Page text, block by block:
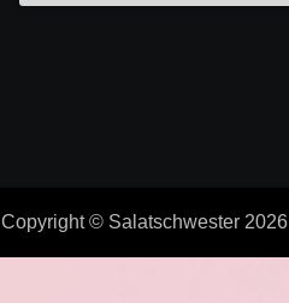
Copyright © Salatschwester 2026